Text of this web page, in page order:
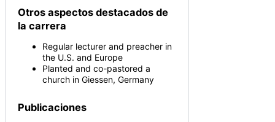
Otros aspectos destacados de
la carrera
Regular lecturer and preacher in
the U.S. and Europe
Planted and co-pastored a
church in Giessen, Germany
Publicaciones